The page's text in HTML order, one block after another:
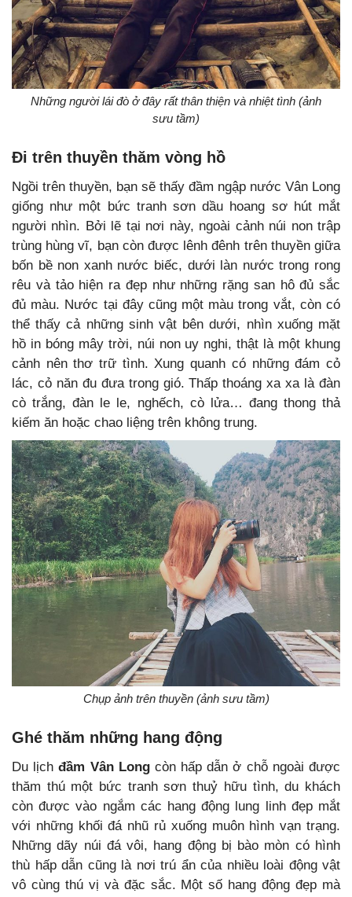
Những người lái đò ở đây rất thân thiện và nhiệt tình (ảnh
sưu tầm)
Đi trên thuyền thăm vòng hồ
Ngồi trên thuyền, bạn sẽ thấy đầm ngập nước Vân Long
giống như một bức tranh sơn dầu hoang sơ hút mắt
người nhìn. Bởi lẽ tại nơi này, ngoài cảnh núi non trập
trùng hùng vĩ, bạn còn được lênh đênh trên thuyền giữa
bốn bề non xanh nước biếc, dưới làn nước trong rong
rêu và tảo hiện ra đẹp như những rặng san hô đủ sắc
đủ màu. Nước tại đây cũng một màu trong vắt, còn có
thể thấy cả những sinh vật bên dưới, nhìn xuống mặt
hồ in bóng mây trời, núi non uy nghi, thật là một khung
cảnh nên thơ trữ tình. Xung quanh có những đám cỏ
lác, cỏ năn đu đưa trong gió. Thấp thoáng xa xa là đàn
cò trắng, đàn le le, nghếch, cò lửa… đang thong thả
kiếm ăn hoặc chao liệng trên không trung.
Chụp ảnh trên thuyền (ảnh sưu tầm)
Ghé thăm những hang động
Du lịchđầm Vân Longcòn hấp dẫn ở chỗ ngoài được
thăm thú một bức tranh sơn thuỷ hữu tình, du khách
còn được vào ngắm các hang động lung linh đẹp mắt
với những khối đá nhũ rủ xuống muôn hình vạn trạng.
Những dãy núi đá vôi, hang động bị bào mòn có hình
thù hấp dẫn cũng là nơi trú ẩn của nhiều loài động vật
vô cùng thú vị và đặc sắc. Một số hang động đẹp mà